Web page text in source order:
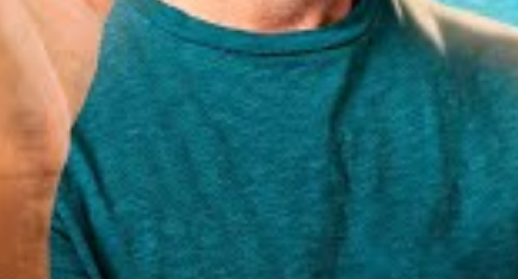
; c’est une manière de voyager qui vous permet
d’apprécier chaque instant de votre déplacement.
et écologique
s’intensifie, choisir le train comme mode de
Économiquement, le train reste l’un des choix les plus
c’est un des moyens les moins polluants.